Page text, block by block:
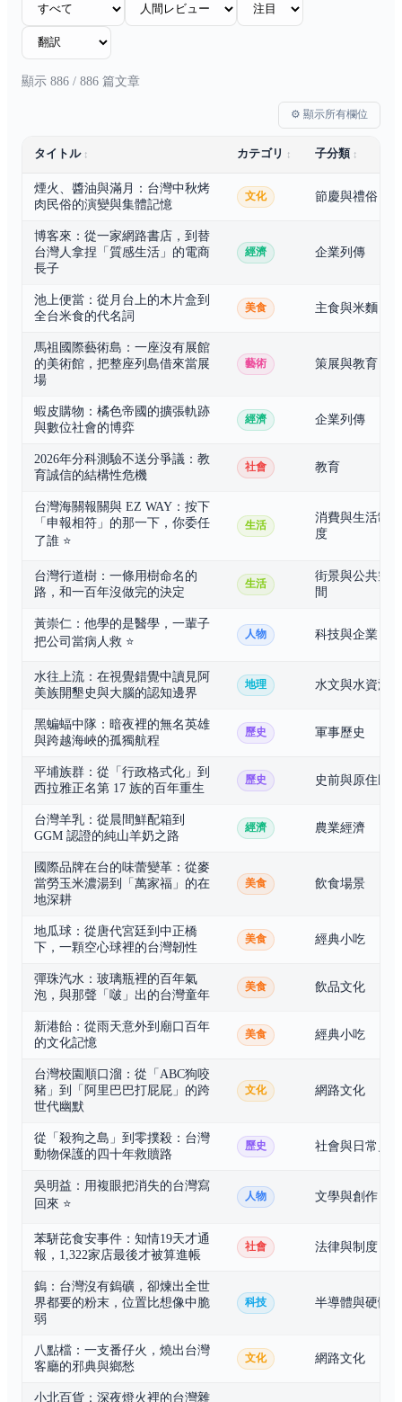
顯示 886 / 886 篇文章
⚙️ 顯示所有欄位
タイトル カテゴリ 子分類
煙火、醬油與滿月：台灣中秋烤
肉民俗的演變與集體記憶
文化 節慶與禮俗
博客來：從一家網路書店，到替
台灣人拿捏「質感生活」的電商
長子
經濟 企業列傳
池上便當：從月台上的木片盒到
全台米食的代名詞
美食 主食與米麵
馬祖國際藝術島：一座沒有展館
的美術館，把整座列島借來當展
場
藝術 策展與教育
蝦皮購物：橘色帝國的擴張軌跡
與數位社會的博弈
經濟 企業列傳
2026年分科測驗不送分爭議：教
育誠信的結構性危機
社會 教育
台灣海關報關與 EZ WAY：按下
「申報相符」的那一下，你委任
了誰⭐
生活
消費與生活制
度
台灣行道樹：一條用樹命名的
路，和一百年沒做完的決定
生活
街景與公共空
間
黃崇仁：他學的是醫學，一輩子
把公司當病人救 ⭐
人物 科技與企業
水往上流：在視覺錯覺中讀見阿
美族開墾史與大腦的認知邊界
地理 水文與水資源
黑蝙蝠中隊：暗夜裡的無名英雄
與跨越海峽的孤獨航程
歷史 軍事歷史
平埔族群：從「行政格式化」到
西拉雅正名第 17 族的百年重生
歷史 史前與原住民
台灣羊乳：從晨間鮮配箱到
GGM 認證的純山羊奶之路
經濟 農業經濟
國際品牌在台的味蕾變革：從麥
當勞玉米濃湯到「萬家福」的在
地深耕
美食 飲食場景
地瓜球：從唐代宮廷到中正橋
下，一顆空心球裡的台灣韌性
美食 經典小吃
彈珠汽水：玻璃瓶裡的百年氣
泡，與那聲「啵」出的台灣童年
美食 飲品文化
新港飴：從雨天意外到廟口百年
的文化記憶
美食 經典小吃
台灣校園順口溜：從「ABC狗咬
豬」到「阿里巴巴打屁屁」的跨
世代幽默
文化 網路文化
從「殺狗之島」到零撲殺：台灣
動物保護的四十年救贖路
歷史 社會與日常史
吳明益：用複眼把消失的台灣寫
回來 ⭐
人物 文學與創作
苯駢芘食安事件：知情19天才通
報，1,322家店最後才被算進帳
社會 法律與制度
鎢：台灣沒有鎢礦，卻煉出全世
界都要的粉末，位置比想像中脆
弱
科技 半導體與硬體
八點檔：一支番仔火，燒出台灣
客廳的邪典與鄉愁
文化 網路文化
小北百貨：深夜燈火裡的台灣雜